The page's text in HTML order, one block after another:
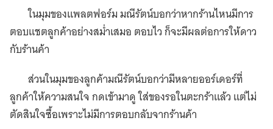
ในมุมของแพลตฟอร์ม มณีรัตน์บอกว่าหากร้านไหนมีการ
ตอบแชตลูกค้าอย่างสม่ำเสมอ ตอบไว ก็จะมีผลต่อการให้ดาว
กับร้านค้า
ส่วนในมุมของลูกค้ามณีรัตน์บอกว่ามีหลายออร์เดอร์ที่
ลูกค้าให้ความสนใจ กดเข้ามาดู ใส่ของรอในตะกร้าแล้ว แต่ไม่
ตัดสินใจซื้อเพราะไม่มีการตอบกลับจากร้านค้า